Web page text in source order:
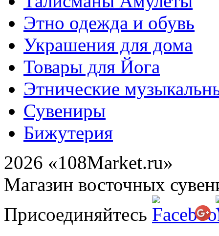
Этно одежда и обувь
Украшения для дома
Товары для Йога
Этнические
Сувениры
Бижутерия
2026 «108Market.ru»
Магазин восточных
Присоединяйтесь